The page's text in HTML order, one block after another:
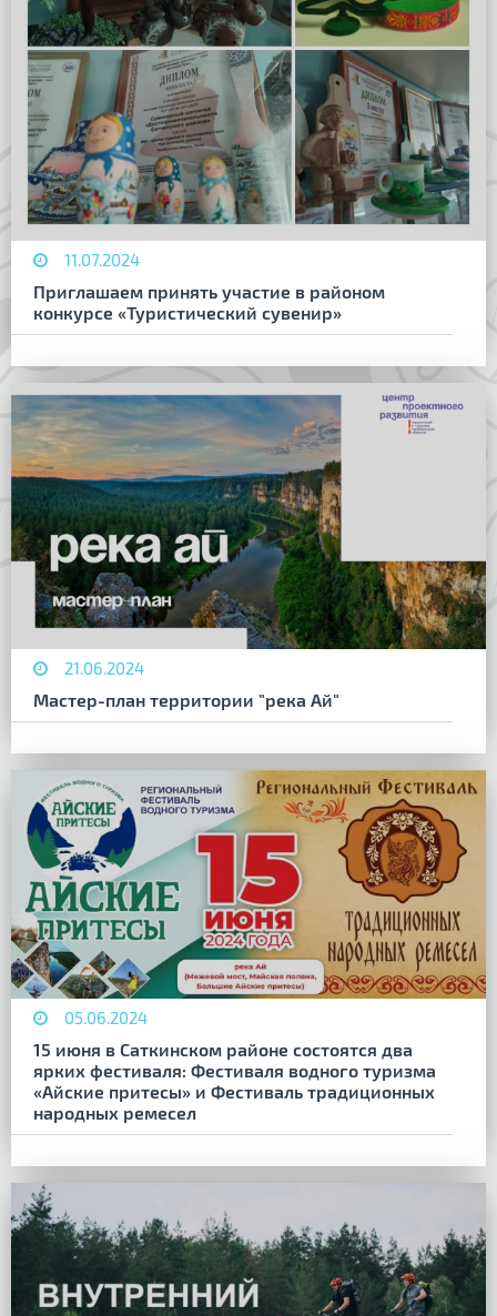
11.07.2024
Приглашаем принять участие в районом
конкурсе «Туристический сувенир»
21.06.2024
Мастер-план территории "река Ай"
05.06.2024
15 июня в Саткинском районе состоятся два
ярких фестиваля: Фестиваля водного туризма
«Айские притесы» и Фестиваль традиционных
народных ремесел